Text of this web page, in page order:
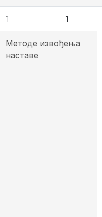
1 1
Методе извођења
наставе